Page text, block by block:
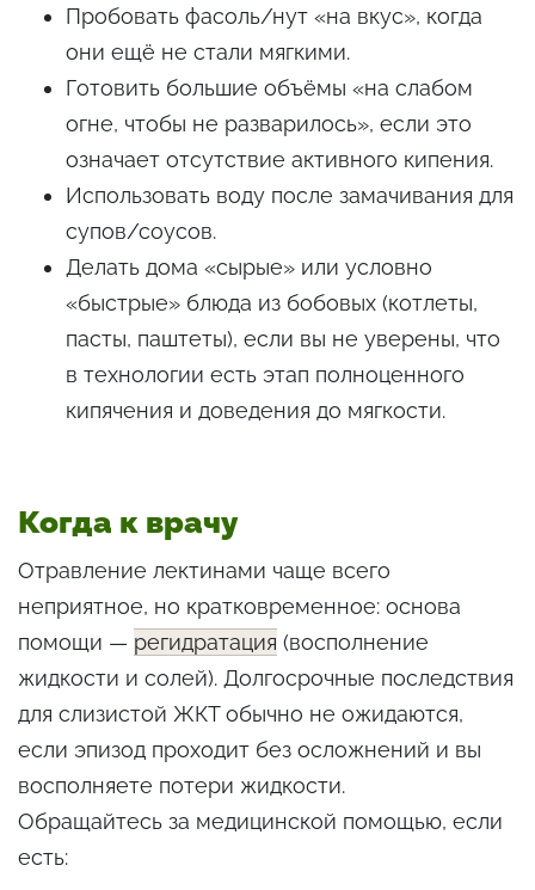
Пробовать фасоль/нут «на вкус», когда
они ещё не стали мягкими.
Готовить большие объёмы «на слабом
огне, чтобы не разварилось», если это
означает отсутствие активного кипения.
Использовать воду после замачивания для
супов/соусов.
Делать дома «сырые» или условно
«быстрые» блюда из бобовых (котлеты,
пасты, паштеты), если вы не уверены, что
в технологии есть этап полноценного
кипячения и доведения до мягкости.
Когда к врачу
Отравление лектинами чаще всего
неприятное, но кратковременное: основа
помощи — регидратация (восполнение
жидкости и солей). Долгосрочные последствия
для слизистой ЖКТ обычно не ожидаются,
если эпизод проходит без осложнений и вы
восполняете потери жидкости.
Обращайтесь за медицинской помощью, если
есть: